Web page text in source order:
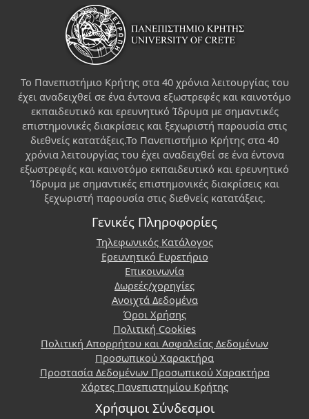
Το Πανεπιστήμιο Κρήτης στα 40 χρόνια λειτουργίας του
έχει αναδειχθεί σε ένα έντονα εξωστρεφές και καινοτόμο
εκπαιδευτικό και ερευνητικό Ίδρυμα με σημαντικές
επιστημονικές διακρίσεις και ξεχωριστή παρουσία στις
διεθνείς κατατάξεις.Το Πανεπιστήμιο Κρήτης στα 40
χρόνια λειτουργίας του έχει αναδειχθεί σε ένα έντονα
εξωστρεφές και καινοτόμο εκπαιδευτικό και ερευνητικό
Ίδρυμα με σημαντικές επιστημονικές διακρίσεις και
ξεχωριστή παρουσία στις διεθνείς κατατάξεις.
Γενικές Πληροφορίες
Τηλεφωνικός Κατάλογος
Ερευνητικό Ευρετήριο
Επικοινωνία
Δωρεές/χορηγίες
Ανοιχτά Δεδομένα
Όροι Χρήσης
Πολιτική Cookies
Πολιτική Απορρήτου και Ασφαλείας Δεδομένων
Προσωπικού Χαρακτήρα
Προστασία Δεδομένων Προσωπικού Χαρακτήρα
Χάρτες Πανεπιστημίου Κρήτης
Χρήσιμοι Σύνδεσμοι